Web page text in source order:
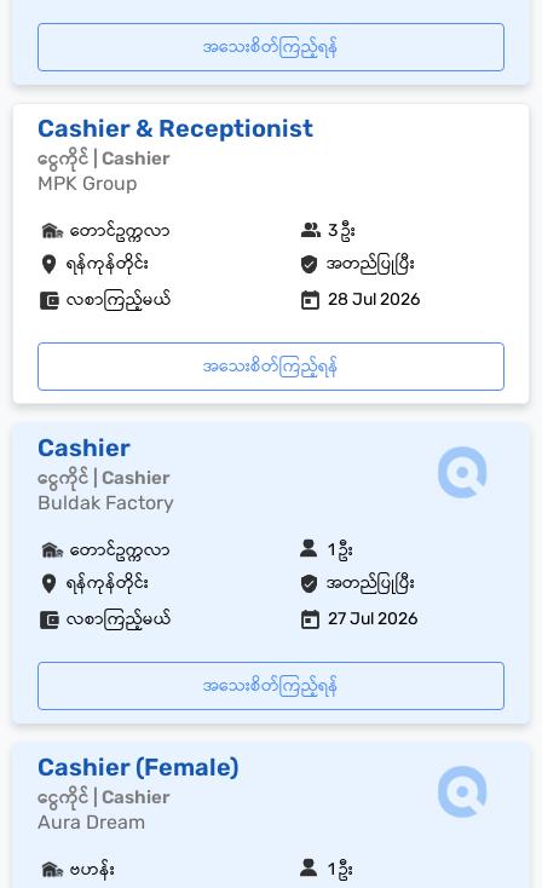
အသေးစိတ်ကြည့်ရန်
Cashier & Receptionist
ငွေကိုင် | Cashier
MPK Group
ရန်ကုန်တိုင်း အတည်ပြုပြီး
တောင်ဥက္ကလာ 3 ဦး
လစာကြည့်မယ် 28 Jul 2026
အသေးစိတ်ကြည့်ရန်
Cashier
ငွေကိုင် | Cashier
Buldak Factory
ရန်ကုန်တိုင်း အတည်ပြုပြီး
တောင်ဥက္ကလာ 1 ဦး
လစာကြည့်မယ် 27 Jul 2026
အသေးစိတ်ကြည့်ရန်
Cashier (Female)
ငွေကိုင် | Cashier
Aura Dream
ဗဟန်း 1 ဦး